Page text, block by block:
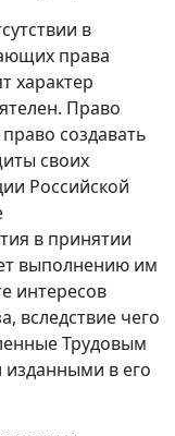
в
права
характер
Право
создавать
своих
Российской
в принятии
выполнению им
интересов
вследствие чего
Трудовым
изданными в его